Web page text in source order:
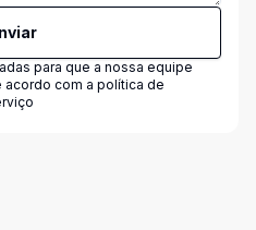
para que a nossa equipe
acordo com a política de